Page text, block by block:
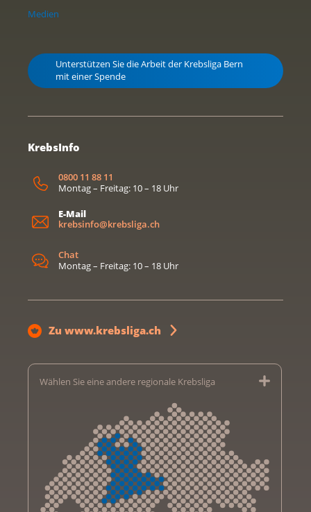
Medien
Unterstützen Sie die Arbeit der Krebsliga Bern
mit einer Spende
KrebsInfo
0800 11 88 11
Montag – Freitag: 10 – 18 Uhr
E-Mail
krebsinfo@krebsliga.ch
Chat
Montag – Freitag: 10 – 18 Uhr
Zu www.krebsliga.ch
Wählen Sie eine andere regionale Krebsliga